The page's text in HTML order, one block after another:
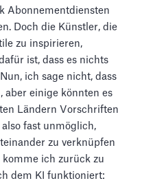
Abonnementdiensten
Doch die Künstler, die
zu inspirieren,
ist, dass es nichts
ich sage nicht, dass
aber einige könnten es
Ländern Vorschriften
fast unmöglich,
zu verknüpfen
komme ich zurück zu
dem KI funktioniert: